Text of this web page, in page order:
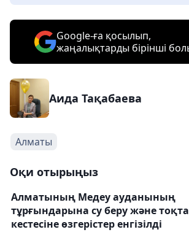
Google-ға қосылып,
жаңалықтарды бірінші
Аида Тақабаева
Алматы
Оқи отырыңыз
Алматының Медеу ауданының
тұрғындарына су беру және
кестесіне өзгерістер енгізілді